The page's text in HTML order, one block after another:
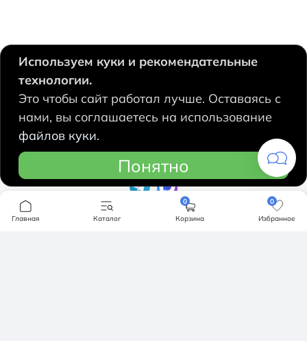
Компания
630124, Новосибирск,
Есенина, 67
hidrolux@mail.ru
Используем куки и рекомендательные
технологии.
Это чтобы сайт работал лучше. Оставаясь с
нами, вы соглашаетесь на использование
файлов куки.
Понятно
Главная Каталог
0
Корзина
0
Избранное